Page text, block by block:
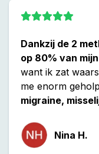
Dankzij de 2
op 80% van
want ik zat
me enorm
migraine,
Nina H.